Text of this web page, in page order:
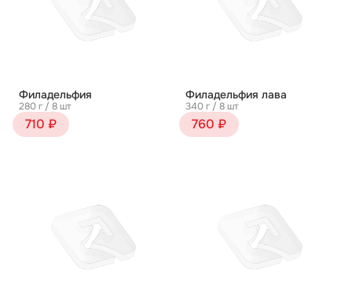
Филадельфия
280 г / 8 шт
710 ₽
Филадельфия лава
340 г / 8 шт
760 ₽